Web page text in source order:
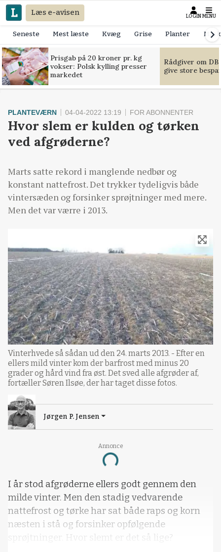
Læs e-avisen LOGIN MENU
Seneste Mest læste Kvæg Grise Planter
Prisgab på 20 kroner pr. kg
vokser: Polsk kylling presser
markedet
Rådgiver om
give store
Annonce
Loading...
PLANTEVÆRN 04-04-2022 13:19 FOR ABONNENTER
Hvor slem er kulden og tørken
ved afgrøderne?
Marts satte rekord i manglende nedbør og
konstant nattefrost. Det trykker tydeligvis både
vintersæden og forsinker sprøjtninger med mere.
Men det var værre i 2013.
Vinterhvede så sådan ud den 24. marts 2013. - Efter en
ellers mild vinter kom der barfrost med minus 20
grader og hård vind fra øst. Det sved alle afgrøder af,
fortæller Søren Ilsøe, der har taget disse fotos.
Jørgen P. Jensen
I år stod afgrøderne ellers godt gennem den
milde vinter. Men den stadig vedvarende
nattefrost og tørke har sat både raps og korn
næsten i stå og forsinker opfølgende
sprøjtninger. Hvor slemt er det så lige?